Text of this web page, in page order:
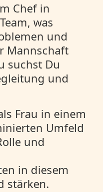
Chef in
was
und
Mannschaft
suchst Du
und
Frau in einem
Umfeld
und
in diesem
stärken.